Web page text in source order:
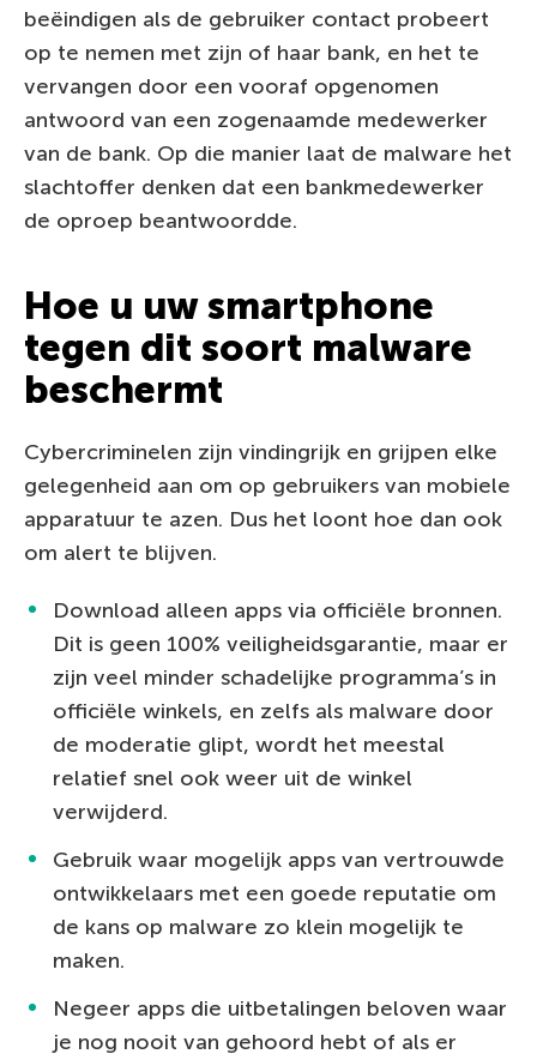
beëindigen als de gebruiker contact probeert
op te nemen met zijn of haar bank, en het te
vervangen door een vooraf opgenomen
antwoord van een zogenaamde medewerker
van de bank. Op die manier laat de malware het
slachtoffer denken dat een bankmedewerker
de oproep beantwoordde.
Hoe u uw smartphone
tegen dit soort malware
beschermt
Cybercriminelen zijn vindingrijk en grijpen elke
gelegenheid aan om op gebruikers van mobiele
apparatuur te azen. Dus het loont hoe dan ook
om alert te blijven.
Download alleen apps via officiële bronnen.
Dit is geen 100% veiligheidsgarantie, maar er
zijn veel minder schadelijke programma’s in
officiële winkels, en zelfs als malware door
de moderatie glipt, wordt het meestal
relatief snel ook weer uit de winkel
verwijderd.
Gebruik waar mogelijk apps van vertrouwde
ontwikkelaars met een goede reputatie om
de kans op malware zo klein mogelijk te
maken.
Negeer apps die uitbetalingen beloven waar
je nog nooit van gehoord hebt of als er